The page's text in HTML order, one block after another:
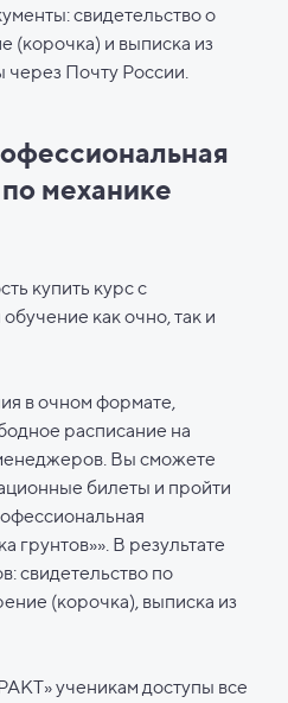
свидетельство о
(корочка) и выписка из
через Почту России.
механике
купить курс с
как очно, так и
в очном формате,
расписание на
Вы сможете
билеты и пройти
грунтов»». В результате
свидетельство по
(корочка), выписка из
ученикам доступы все